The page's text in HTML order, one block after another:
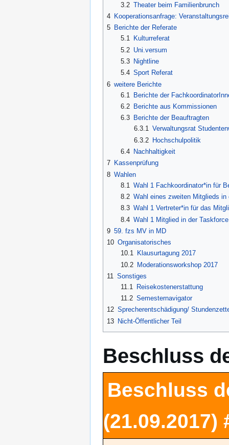
3.2 Theater beim Familienbrunch
4 Kooperationsanfrage:
5 Berichte der Referate
5.1
Kulturreferat
5.2 Uni.versum
5.3
Nightline
5.4 Sport Referat
6 weitere Berichte
6.1
Berichte der
6.2
Berichte aus Kommissionen
6.3
Berichte der Beauftragten
6.3.1 Verwaltungsrat
6.3.2 Hochschulpolitik
6.4
Nachhaltigkeit
7 Kassenprüfung
8 Wahlen
8.1 Wahl 1 Fachkoordinator*in für
8.2 Wahl eines zweiten Mitglieds
8.3 Wahl 1 Vertreter*in für das
8.4 Wahl 1 Mitglied in der
9 59. fzs MV in MD
10 Organisatorisches
10.1
Klausurtagung 2017
10.2 Moderationsworkshop 2017
11
Sonstiges
11.1
Reisekostenerstattung
11.2 Semesternavigator
12 Sprecherentschädigung/
13 Nicht-Öffentlicher Teil
Beschluss
Beschluss